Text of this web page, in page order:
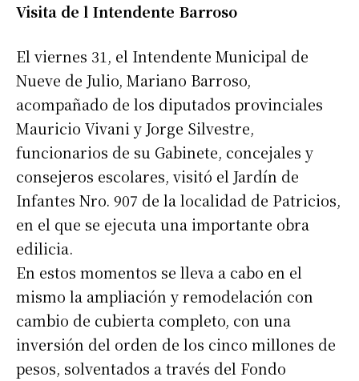
Visita de l Intendente Barroso
El viernes 31, el Intendente Municipal de
Nueve de Julio, Mariano Barroso,
acompañado de los diputados provinciales
Mauricio Vivani y Jorge Silvestre,
funcionarios de su Gabinete, concejales y
consejeros escolares, visitó el Jardín de
Infantes Nro. 907 de la localidad de Patricios,
en el que se ejecuta una importante obra
edilicia.
En estos momentos se lleva a cabo en el
mismo la ampliación y remodelación con
cambio de cubierta completo, con una
inversión del orden de los cinco millones de
pesos, solventados a través del Fondo